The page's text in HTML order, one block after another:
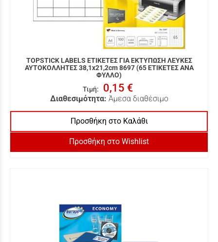
TOPSTICK LABELS ΕΤΙΚΕΤΕΣ ΓΙΑ ΕΚΤΥΠΩΣΗ ΛΕΥΚΕΣ
ΑΥΤΟΚΟΛΛΗΤΕΣ 38,1x21,2cm 8697 (65 ΕΤΙΚΕΤΕΣ ΑΝΑ
ΦΥΛΛΟ)
Τιμή: 0,15 €
Διαθεσιμότητα: Άμεσα διαθέσιμο
Προσθήκη στο Καλάθι
Προσθήκη στο Wishlist